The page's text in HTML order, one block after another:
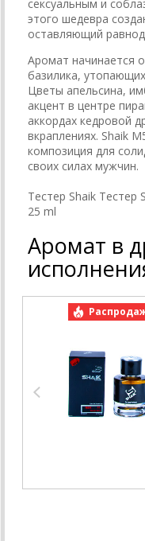
сексуальным и
этого шедевра
оставляющий
Аромат начинается
базилика,
Цветы апельсина,
акцент в центре
аккордах кедровой
вкраплениях. Shaik
композиция для
своих силах мужчин.
Тестер Shaik Тестер
25 ml
Аромат в